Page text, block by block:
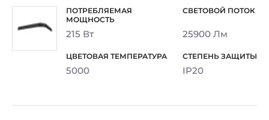
215 Вт 25900 Лм
5000 IP20